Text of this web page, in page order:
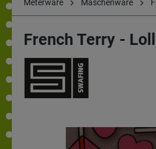
Meterware Maschenware
French Terry -